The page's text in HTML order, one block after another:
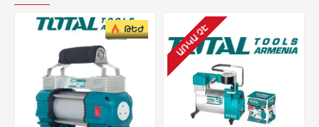
ԹԵԺ ԱՌԿԱ ՉԷ